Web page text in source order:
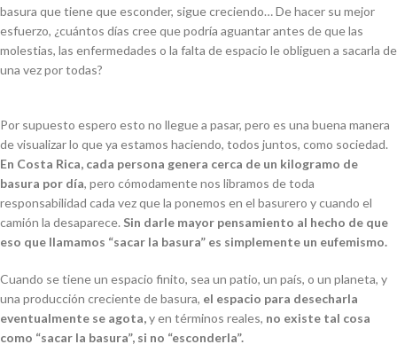
basura que tiene que esconder, sigue creciendo… De hacer su mejor
esfuerzo, ¿cuántos días cree que podría aguantar antes de que las
molestias, las enfermedades o la falta de espacio le obliguen a sacarla de
una vez por todas?
Por supuesto espero esto no llegue a pasar, pero es una buena manera
de visualizar lo que ya estamos haciendo, todos juntos, como sociedad.
En Costa Rica, cada persona genera cerca de un kilogramo de
basura por día, pero cómodamente nos libramos de toda
responsabilidad cada vez que la ponemos en el basurero y cuando el
camión la desaparece. Sin darle mayor pensamiento al hecho de que
eso que llamamos “sacar la basura” es simplemente un eufemismo.
Cuando se tiene un espacio finito, sea un patio, un país, o un planeta, y
una producción creciente de basura, el espacio para desecharla
eventualmente se agota,y en términos reales, no existe tal cosa
como “sacar la basura”, si no “esconderla”.